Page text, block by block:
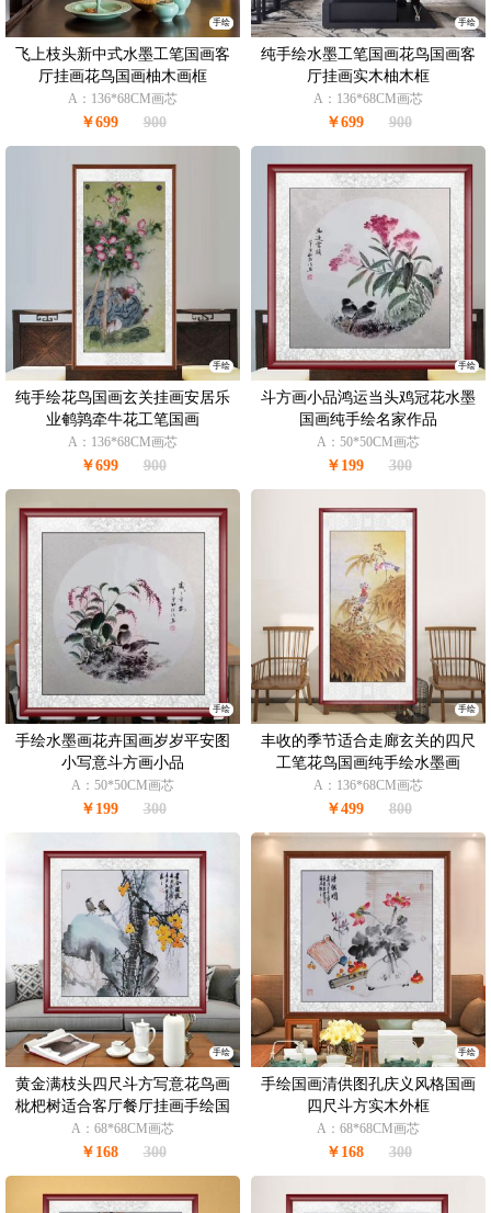
手绘
飞上枝头新中式水墨工笔国画客
厅挂画花鸟国画柚木画框
A：136*68CM画芯
￥699 900
手绘
纯手绘水墨工笔国画花鸟国画客
厅挂画实木柚木框
A：136*68CM画芯
￥699 900
手绘
纯手绘花鸟国画玄关挂画安居乐
业鹌鹑牵牛花工笔国画
A：136*68CM画芯
￥699 900
手绘
斗方画小品鸿运当头鸡冠花水墨
国画纯手绘名家作品
A：50*50CM画芯
￥199 300
手绘
手绘水墨画花卉国画岁岁平安图
小写意斗方画小品
A：50*50CM画芯
￥199 300
手绘
丰收的季节适合走廊玄关的四尺
工笔花鸟国画纯手绘水墨画
A：136*68CM画芯
￥499 800
手绘
黄金满枝头四尺斗方写意花鸟画
枇杷树适合客厅餐厅挂画手绘国
画孔庆义风格国画
A：68*68CM画芯
￥168 300
手绘
手绘国画清供图孔庆义风格国画
四尺斗方实木外框
A：68*68CM画芯
￥168 300